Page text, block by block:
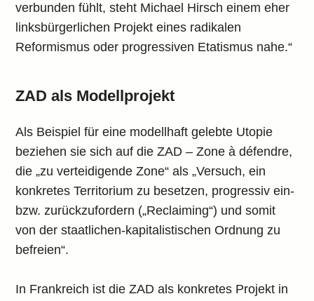
verbunden fühlt, steht Michael Hirsch einem eher
linksbürgerlichen Projekt eines radikalen
Reformismus oder progressiven Etatismus nahe.“
ZAD als Modellprojekt
Als Beispiel für eine modellhaft gelebte Utopie
beziehen sie sich auf die ZAD – Zone à défendre,
die „zu verteidigende Zone“ als „Versuch, ein
konkretes Territorium zu besetzen, progressiv ein-
bzw. zurückzufordern („Reclaiming“) und somit
von der staatlichen-kapitalistischen Ordnung zu
befreien“.
In Frankreich ist die ZAD als konkretes Projekt in